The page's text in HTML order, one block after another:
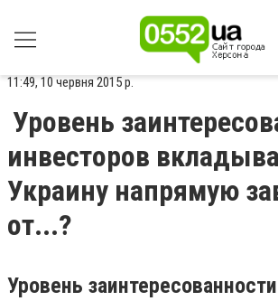
11:49, 10 червня 2015 р.
Уровень
инвесторов
Украину напрямую
от...?
Уровень